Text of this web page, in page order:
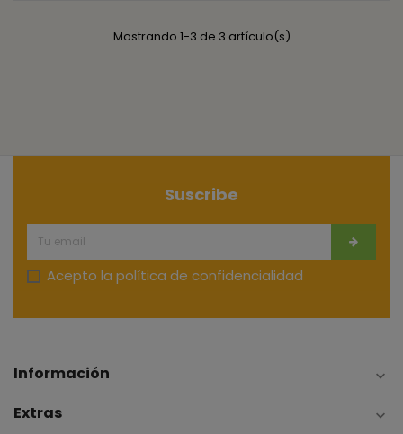
Mostrando 1-3 de 3 artículo(s)
Suscribe
Acepto la política de confidencialidad
Información 
Extras 